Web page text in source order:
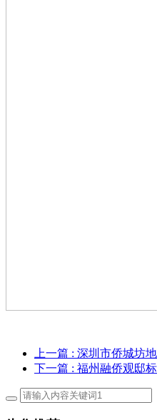
上一篇 : 深圳市侨城坊
下一篇 : 福州融侨观邸